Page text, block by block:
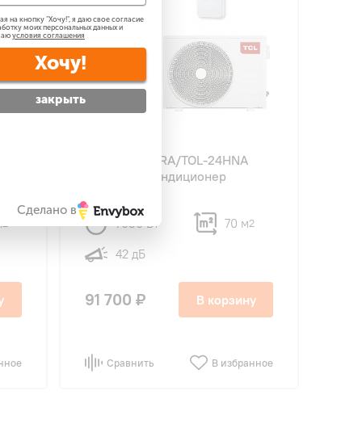
2
TCL TFL-24HRA/TOL-24HNA
колонный кондиционер
7030 Вт 70 м2
42 дБ
91 700 ₽ В корзину
Сравнить В избранное
на кнопку "Хочу!", я даю свое согласие
моих персональных данных и
условия соглашения
Хочу!
закрыть
Сделано в